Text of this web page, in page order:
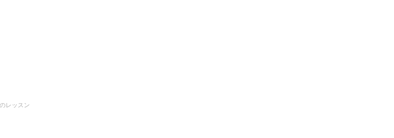
んでこられた。13回7時間のレッスンではいけると思った
は問題ないが、発音で損している
回、8時間やったが、論旨整理に課題が残ったままで試験
うことで駆け込んでこられた。700キロの距離を越えて31
ジを続ける姿勢が立派だ
レッスン